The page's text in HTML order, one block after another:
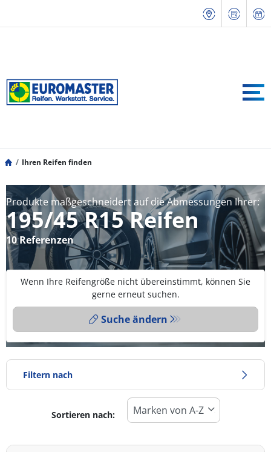
Ihren Reifen finden
Produkte maßgeschneidert auf die Abmessungen Ihrer:
195/45 R15 Reifen
10 Referenzen
Wenn Ihre Reifengröße nicht übereinstimmt, können Sie
gerne erneut suchen.
Suche ändern
Filtern nach
Reifentyp
Alle Arten (10)
Sortieren nach: